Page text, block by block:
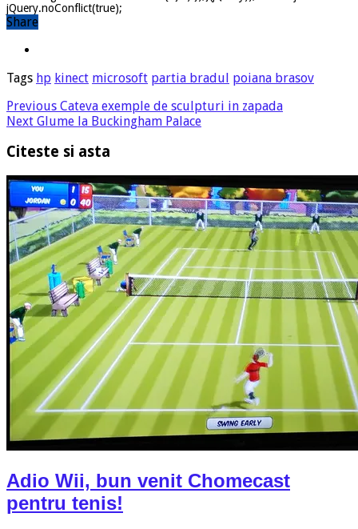
jQuery.noConflict(true);
Share
Tags hp kinect microsoft partia bradul poiana brasov
Previous Cateva exemple de sculpturi in zapada
Next Glume la Buckingham Palace
Citeste si asta
Adio Wii, bun venit Chomecast
pentru tenis!